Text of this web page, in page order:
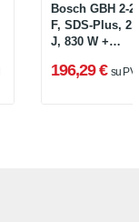
Bosch GBH 2-
F, SDS-Plus,
J, 830 W +
196,29 € su